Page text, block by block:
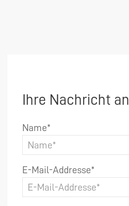
Ihre Nachricht an
Name*
E-Mail-Addresse*